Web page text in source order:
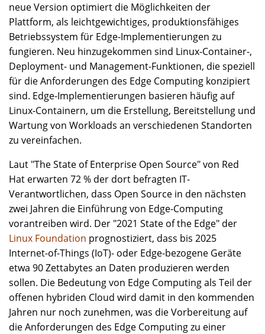
neue Version optimiert die Möglichkeiten der
Plattform, als leichtgewichtiges, produktionsfähiges
Betriebssystem für Edge-Implementierungen zu
fungieren. Neu hinzugekommen sind Linux-Container-,
Deployment- und Management-Funktionen, die speziell
für die Anforderungen des Edge Computing konzipiert
sind. Edge-Implementierungen basieren häufig auf
Linux-Containern, um die Erstellung, Bereitstellung und
Wartung von Workloads an verschiedenen Standorten
zu vereinfachen.
Laut "The State of Enterprise Open Source" von Red
Hat erwarten 72 % der dort befragten IT-
Verantwortlichen, dass Open Source in den nächsten
zwei Jahren die Einführung von Edge-Computing
vorantreiben wird. Der "2021 State of the Edge" der
Linux Foundation prognostiziert, dass bis 2025
Internet-of-Things (IoT)- oder Edge-bezogene Geräte
etwa 90 Zettabytes an Daten produzieren werden
sollen. Die Bedeutung von Edge Computing als Teil der
offenen hybriden Cloud wird damit in den kommenden
Jahren nur noch zunehmen, was die Vorbereitung auf
die Anforderungen des Edge Computing zu einer